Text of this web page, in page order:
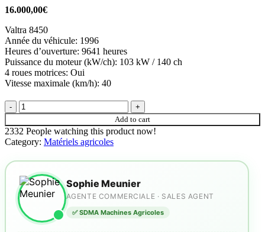
16.000,00€
Valtra 8450
Année du véhicule: 1996
Heures d’ouverture: 9641 heures
Puissance du moteur (kW/ch): 103 kW / 140 ch
4 roues motrices: Oui
Vitesse maximale (km/h): 40
Add to cart
2332 People watching this product now!
Category: Matériels agricoles
Sophie Meunier
AGENTE COMMERCIALE · SALES AGENT
✅ SDMA Machines Agricoles